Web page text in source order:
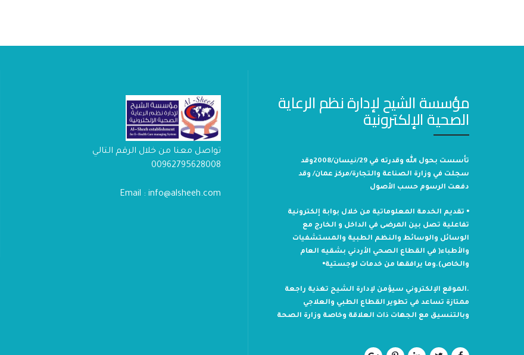
مؤسسة الشيح لإدارة نظم الرعاية
الصحية الإلكترونية
تأسست بحول الله وقدرته في 29/نيسان/2008وقد
سجلت في وزارة الصناعة والتجارة/مركز عمان/ وقد
دفعت الرسوم حسب الأصول
⦁ تقديم الخدمة المعلوماتية من خلال بوابة إلكترونية
تفاعلية تصل بين المرضى في الداخل و الخارج مع
الوسائل والوسائط والنظم الطبية والمستشفيات
والأطباء( في القطاع الصحي الأردني بشقيه العام
والخاص).وما يرافقها من خدمات لوجستية⦁
.الموقع الإلكتروني سيؤمن لإدارة الشيح تغذية راجعة
ممتازة تساعد في تطوير القطاع الطبي والعلاجي
وبالتنسيق مع الجهات ذات العلاقة وخاصة وزارة الصحة
تواصل معنا من خلال الرقم التالي
00962795628008
Email : info@alsheeh.com